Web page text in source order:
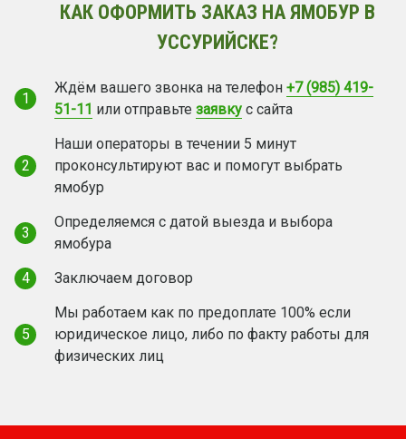
КАК ОФОРМИТЬ ЗАКАЗ НА ЯМОБУР В
УССУРИЙСКЕ?
1
Ждём вашего звонка на телефон +7 (985) 419-
51-11 или отправьте заявку с сайта
2
Наши операторы в течении 5 минут
проконсультируют вас и помогут выбрать
ямобур
3
Определяемся с датой выезда и выбора
ямобура
4
Заключаем договор
5
Мы работаем как по предоплате 100% если
юридическое лицо, либо по факту работы для
физических лиц